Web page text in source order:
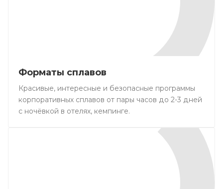
Форматы сплавов
Красивые, интересные и безопасные программы
корпоративных сплавов от пары часов до 2-3 дней
с ночёвкой в отелях, кемпинге.